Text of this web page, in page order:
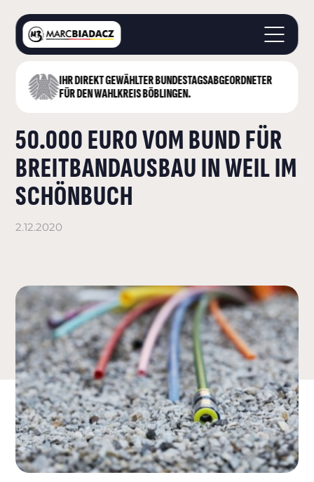
IHR DIREKT GEWÄHLTER BUNDESTAGS­ABGEORDNETER
FÜR DEN WAHLKREIS BÖBLINGEN.
STARTSEITE
LANDKREIS BÖBLINGEN
DEUTSCHER BUNDESTAG
AKTUELLES
KONTAKT
50.000 EURO VOM BUND FÜR
BREITBANDAUSBAU IN WEIL IM
SCHÖNBUCH
2.12.2020